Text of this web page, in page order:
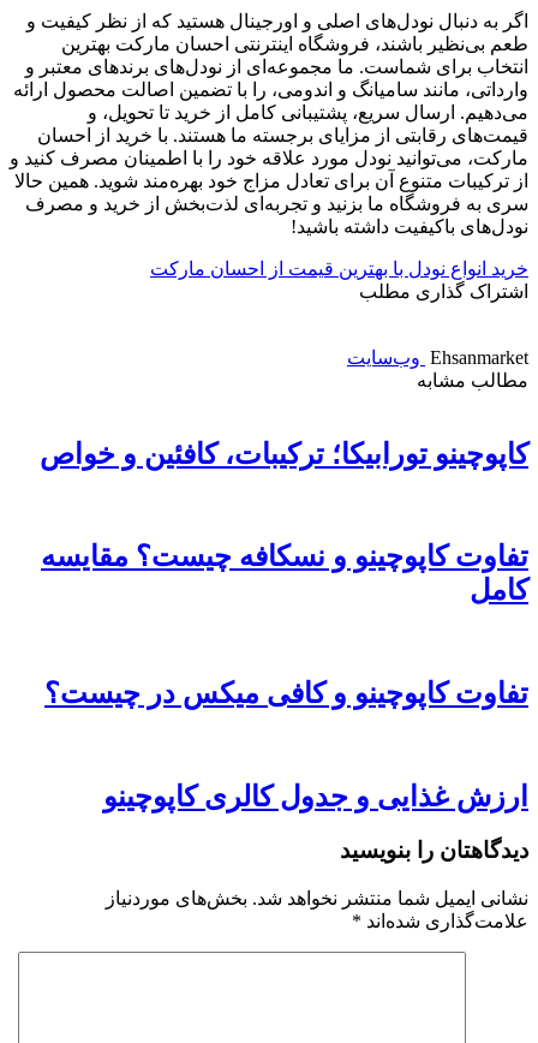
اگر به دنبال نودل‌های اصلی و اورجینال هستید که از نظر کیفیت و
طعم بی‌نظیر باشند، فروشگاه اینترنتی احسان مارکت بهترین
انتخاب برای شماست. ما مجموعه‌ای از نودل‌های برندهای معتبر و
وارداتی، مانند سامیانگ و اندومی، را با تضمین اصالت محصول ارائه
می‌دهیم. ارسال سریع، پشتیبانی کامل از خرید تا تحویل، و
قیمت‌های رقابتی از مزایای برجسته ما هستند. با خرید از احسان
مارکت، می‌توانید نودل مورد علاقه خود را با اطمینان مصرف کنید و
از ترکیبات متنوع آن برای تعادل مزاج خود بهره‌مند شوید. همین حالا
سری به فروشگاه ما بزنید و تجربه‌ای لذت‌بخش از خرید و مصرف
نودل‌های باکیفیت داشته باشید!
خرید انواع نودل با بهترین قیمت از احسان مارکت
اشتراک گذاری مطلب
Ehsanmarket وب‌سایت
مطالب مشابه
کاپوچینو تورابیکا؛ ترکیبات، کافئین و خواص
تفاوت کاپوچینو و نسکافه چیست؟ مقایسه
کامل
تفاوت کاپوچینو و کافی میکس در چیست؟
ارزش غذایی و جدول کالری کاپوچینو
دیدگاهتان را بنویسید
نشانی ایمیل شما منتشر نخواهد شد. بخش‌های موردنیاز
علامت‌گذاری شده‌اند *